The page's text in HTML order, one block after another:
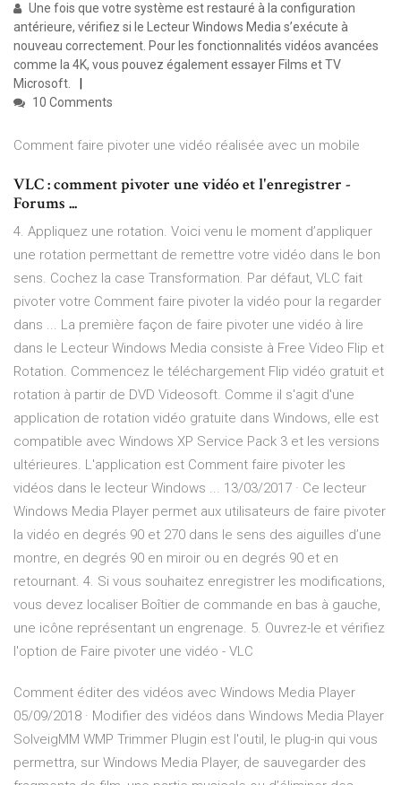
Une fois que votre système est restauré à la configuration
antérieure, vérifiez si le Lecteur Windows Media s’exécute à
nouveau correctement. Pour les fonctionnalités vidéos avancées
comme la 4K, vous pouvez également essayer Films et TV
Microsoft.
10 Comments
Comment faire pivoter une vidéo réalisée avec un mobile
VLC : comment pivoter une vidéo et l'enregistrer -
Forums ...
4. Appliquez une rotation. Voici venu le moment d’appliquer
une rotation permettant de remettre votre vidéo dans le bon
sens. Cochez la case Transformation. Par défaut, VLC fait
pivoter votre Comment faire pivoter la vidéo pour la regarder
dans ... La première façon de faire pivoter une vidéo à lire
dans le Lecteur Windows Media consiste à Free Video Flip et
Rotation. Commencez le téléchargement Flip vidéo gratuit et
rotation à partir de DVD Videosoft. Comme il s'agit d'une
application de rotation vidéo gratuite dans Windows, elle est
compatible avec Windows XP Service Pack 3 et les versions
ultérieures. L'application est Comment faire pivoter les
vidéos dans le lecteur Windows ... 13/03/2017 · Ce lecteur
Windows Media Player permet aux utilisateurs de faire pivoter
la vidéo en degrés 90 et 270 dans le sens des aiguilles d’une
montre, en degrés 90 en miroir ou en degrés 90 et en
retournant. 4. Si vous souhaitez enregistrer les modifications,
vous devez localiser Boîtier de commande en bas à gauche,
une icône représentant un engrenage. 5. Ouvrez-le et vérifiez
l'option de Faire pivoter une vidéo - VLC
Comment éditer des vidéos avec Windows Media Player
05/09/2018 · Modifier des vidéos dans Windows Media Player
SolveigMM WMP Trimmer Plugin est l'outil, le plug-in qui vous
permettra, sur Windows Media Player, de sauvegarder des